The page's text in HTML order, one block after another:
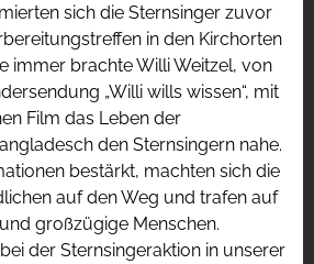
sich die Sternsinger zuvor
in den Kirchorten
immer brachte Willi Weitzel, von
„Willi wills wissen“, mit
Film das Leben der
den Sternsingern nahe.
bestärkt, machten sich die
auf den Weg und trafen auf
großzügige Menschen.
der Sternsingeraktion in unserer